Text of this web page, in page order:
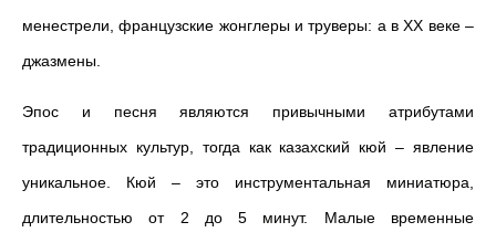
менестрели, французские жонглеры и труверы: а в ХХ веке –
джазмены.
Эпос и песня являются привычными атрибутами
традиционных культур, тогда как казахский кюй – явление
уникальное. Кюй – это инструментальная миниатюра,
длительностью от 2 до 5 минут. Малые временные